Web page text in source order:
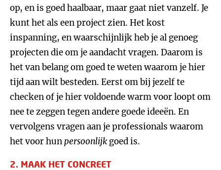
op, en is goed haalbaar, maar gaat niet vanzelf. Je
kunt het als een project zien. Het kost
inspanning, en waarschijnlijk heb je al genoeg
projecten die om je aandacht vragen. Daarom is
het van belang om goed te weten waarom je hier
tijd aan wilt besteden. Eerst om bij jezelf te
checken of je hier voldoende warm voor loopt om
nee te zeggen tegen andere goede ideeën. En
vervolgens vragen aan je professionals waarom
het voor hunpersoonlijk goed is.
2. MAAK HET CONCREET